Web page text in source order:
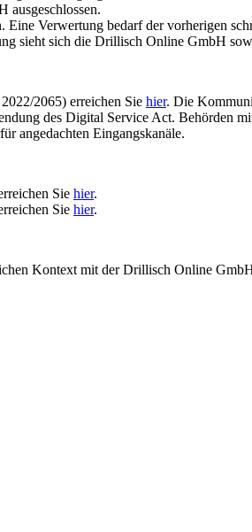
ausgeschlossen.
Verwertung bedarf der vorherigen
sieht sich die Drillisch Online GmbH
2065) erreichen Sie hier. Die
des Digital Service Act. Behörden
angedachten Eingangskanäle.
Sie hier.
Sie hier.
Kontext mit der Drillisch Online